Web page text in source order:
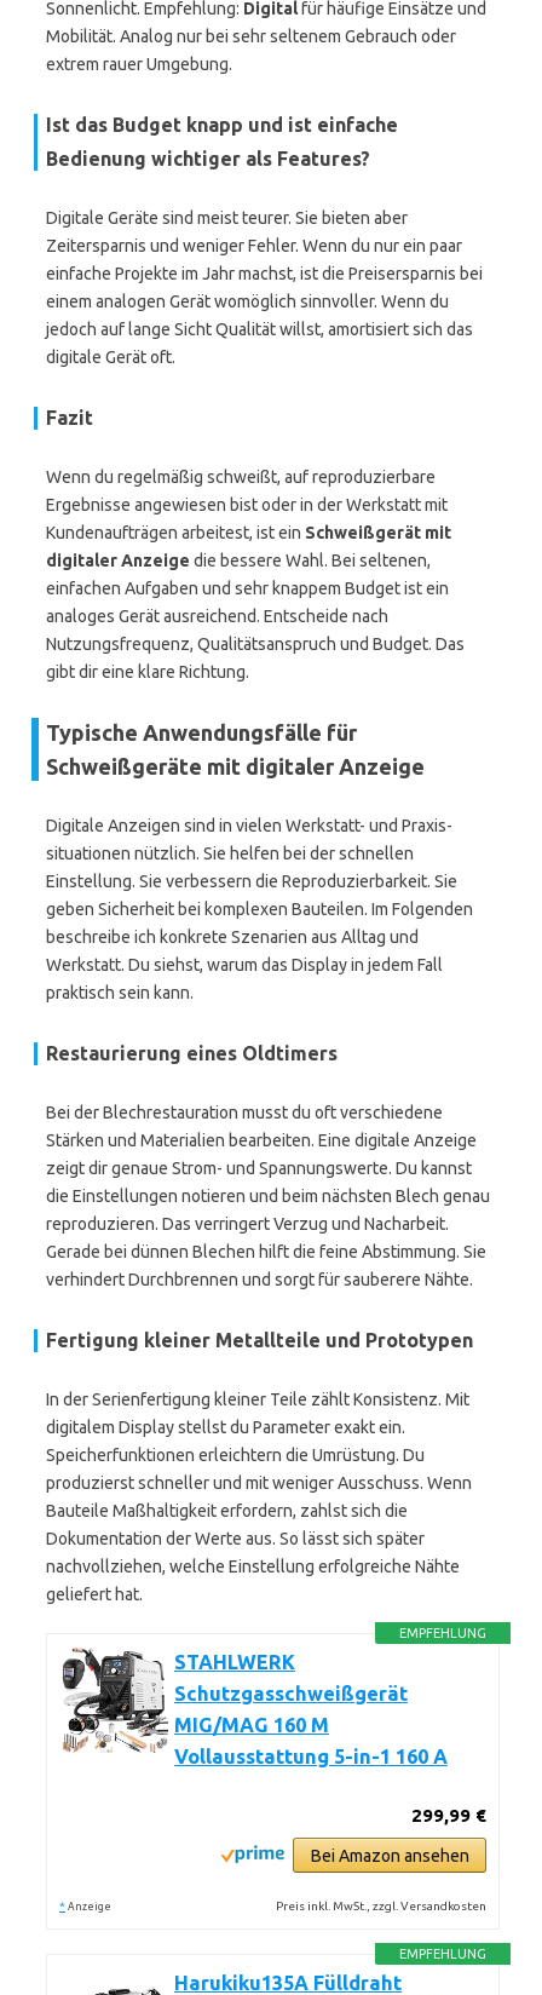
Sonnenlicht. Empfehlung: Digitalfür häufige Einsätze und
Mobilität. Analog nur bei sehr seltenem Gebrauch oder
extrem rauer Umgebung.
Ist das Budget knapp und ist einfache
Bedienung wichtiger als Features?
Digitale Geräte sind meist teurer. Sie bieten aber
Zeitersparnis und weniger Fehler. Wenn du nur ein paar
einfache Projekte im Jahr machst, ist die Preisersparnis bei
einem analogen Gerät womöglich sinnvoller. Wenn du
jedoch auf lange Sicht Qualität willst, amortisiert sich das
digitale Gerät oft.
Fazit
Wenn du regelmäßig schweißt, auf reproduzierbare
Ergebnisse angewiesen bist oder in der Werkstatt mit
Kundenaufträgen arbeitest, ist ein Schweißgerät mit
digitaler Anzeige die bessere Wahl. Bei seltenen,
einfachen Aufgaben und sehr knappem Budget ist ein
analoges Gerät ausreichend. Entscheide nach
Nutzungsfrequenz, Qualitätsanspruch und Budget. Das
gibt dir eine klare Richtung.
Typische Anwendungsfälle für
Schweißgeräte mit digitaler Anzeige
Digitale Anzeigen sind in vielen Werkstatt- und Praxis­
situationen nützlich. Sie helfen bei der schnellen
Einstellung. Sie verbessern die Reproduzierbarkeit. Sie
geben Sicherheit bei komplexen Bauteilen. Im Folgenden
beschreibe ich konkrete Szenarien aus Alltag und
Werkstatt. Du siehst, warum das Display in jedem Fall
praktisch sein kann.
Restaurierung eines Oldtimers
Bei der Blechrestauration musst du oft verschiedene
Stärken und Materialien bearbeiten. Eine digitale Anzeige
zeigt dir genaue Strom- und Spannungswerte. Du kannst
die Einstellungen notieren und beim nächsten Blech genau
reproduzieren. Das verringert Verzug und Nacharbeit.
Gerade bei dünnen Blechen hilft die feine Abstimmung. Sie
verhindert Durchbrennen und sorgt für sauberere Nähte.
Fertigung kleiner Metallteile und Prototypen
In der Serienfertigung kleiner Teile zählt Konsistenz. Mit
digitalem Display stellst du Parameter exakt ein.
Speicherfunktionen erleichtern die Umrüstung. Du
produzierst schneller und mit weniger Ausschuss. Wenn
Bauteile Maßhaltigkeit erfordern, zahlst sich die
Dokumentation der Werte aus. So lässt sich später
nachvollziehen, welche Einstellung erfolgreiche Nähte
geliefert hat.
EMPFEHLUNG
STAHLWERK
Schutzgasschweißgerät
MIG/MAG 160 M
Vollausstattung 5-in-1 160 A
299,99 €
Bei Amazon ansehen
* Anzeige Preis inkl. MwSt., zzgl. Versandkosten
EMPFEHLUNG
Harukiku135A Fülldraht